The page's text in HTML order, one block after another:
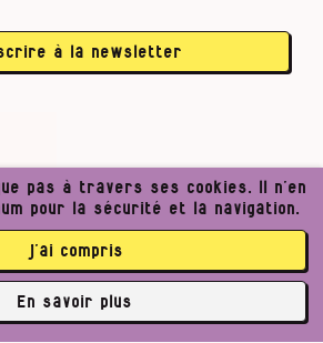
à la newsletter
pas à travers ses cookies. Il n’en
pour la sécurité et la navigation.
j’ai compris
En savoir plus